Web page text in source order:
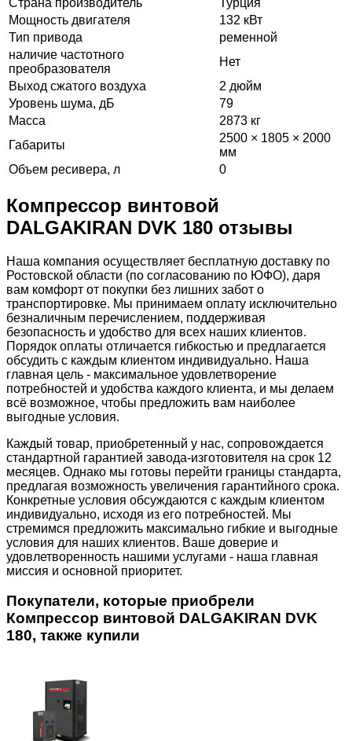
Мощность двигателя
132 кВт
Тип привода
ременной
наличие частотного
преобразователя
Нет
Выход сжатого воздуха
2 дюйм
Уровень шума, дБ
79
Масса
2873 кг
Габариты
2500 × 1805 × 2000
мм
Объем ресивера, л
0
Компрессор винтовой
DALGAKIRAN DVK 180 отзывы
Наша компания осуществляет бесплатную доставку по
Ростовской области (по согласованию по ЮФО), даря
вам комфорт от покупки без лишних забот о
транспортировке. Мы принимаем оплату исключительно
безналичным перечислением, поддерживая
безопасность и удобство для всех наших клиентов.
Порядок оплаты отличается гибкостью и предлагается
обсудить с каждым клиентом индивидуально. Наша
главная цель - максимальное удовлетворение
потребностей и удобства каждого клиента, и мы делаем
всё возможное, чтобы предложить вам наиболее
выгодные условия.
Каждый товар, приобретенный у нас, сопровождается
стандартной гарантией завода-изготовителя на срок 12
месяцев. Однако мы готовы перейти границы стандарта,
предлагая возможность увеличения гарантийного срока.
Конкретные условия обсуждаются с каждым клиентом
индивидуально, исходя из его потребностей. Мы
стремимся предложить максимально гибкие и выгодные
условия для наших клиентов. Ваше доверие и
удовлетворенность нашими услугами - наша главная
миссия и основной приоритет.
Покупатели, которые приобрели
Компрессор винтовой DALGAKIRAN DVK
180, также купили